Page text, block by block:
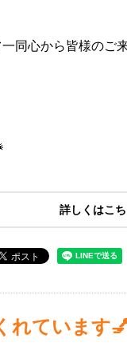
同心から皆様のご
詳しくはこ
れています